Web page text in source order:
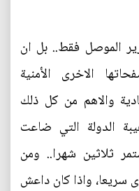
الموصل فقط.. بل ان
الاخرى الأمنية
والاهم من كل ذلك
الدولة التي ضاعت
ثلاثين شهرا.. ومن
سريعا، واذا كان داعش